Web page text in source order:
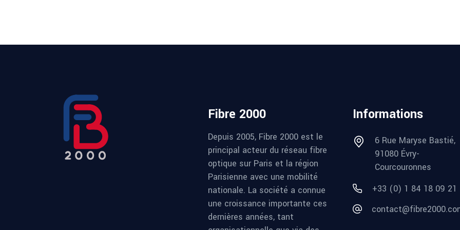
Fibre 2000
Depuis 2005, Fibre 2000 est le
principal acteur du réseau fibre
optique sur Paris et la région
Parisienne avec une mobilité
nationale. La société a connue
une croissance importante ces
dernières années, tant
Informations
6 Rue Maryse Bastié,
91080 Évry-
Courcouronnes
+33 (0) 1 84 18 09 21